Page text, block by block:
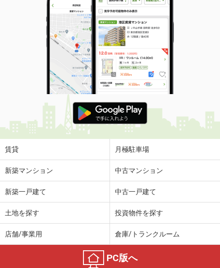
千葉県習志野市谷津３
価 格
2,488万円
住 所
千葉県習志野市谷津３
専有面積 84.12m²
間取り
3LDK
千葉県習志野市谷津４
価 格
2,690万円
住 所
千葉県習志野市谷津４
専有面積
千葉県千葉市稲毛区弥生町
4,680万円
4,680万円
賃貸 月極駐車場
新築マンション 中古マンション
新築一戸建て 中古一戸建て
土地を探す 投資物件を探す
店舗/事業用 倉庫/トランクルーム
PC版へ